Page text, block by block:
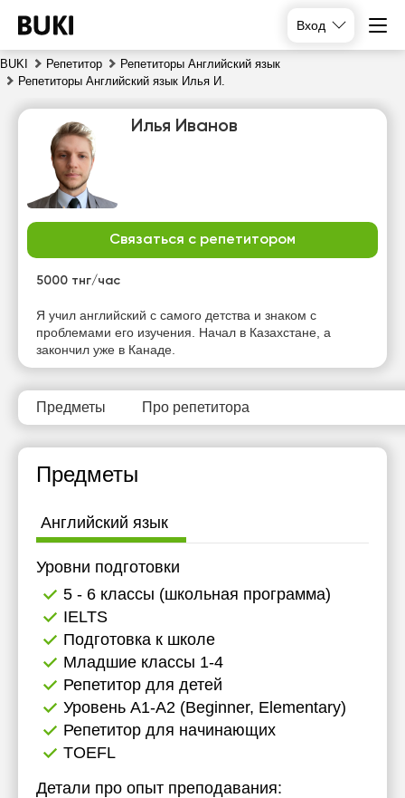
Вход
BUKI Репетитор
Репетиторы Английский язык
Репетиторы Английский язык Илья И.
Илья Иванов
Связаться с репетитором
5000 тнг/час
Я учил английский с самого детства и знаком с
проблемами его изучения. Начал в Казахстане, а
закончил уже в Канаде.
Предметы Про репетитора
Предметы
Английский язык
Уровни подготовки
5 - 6 классы (школьная программа)
IELTS
Подготовка к школе
Младшие классы 1-4
Репетитор для детей
Уровень А1-А2 (Beginner, Elementary)
Репетитор для начинающих
TOEFL
Детали про опыт преподавания:
пн
вт
18:00
18:30
19:00
19:30
20:30
21:00
Нет
свободных
часов
Нет
свободных
свободных